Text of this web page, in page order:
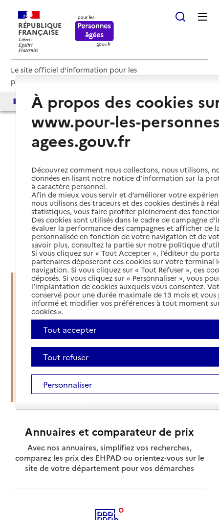
RÉPUBLIQUE
FRANÇAISE
Le site officiel d'information pour les
personnes âgées et les aidants
Accès aux annuaires Accès par besoin
Chargement...
Haut de page
Vous êtes dans une situation
d’urgence ?
Mettre en place des services d'aide et de
soins à domicile
Organiser une sortie d'hospitalisation
Trouver un établissement d'accueil
Annuaires et comparateur de prix
Avec nos annuaires, simplifiez vos recherches,
comparez les prix des EHPAD ou orientez-vous sur le
site de votre département pour vos démarches
À propos des cookies
www.pour-les-
agees.gouv.fr
Découvrez comment nous collectons, nous utilisons,
données en lisant notre notice d’information sur la
à caractère personnel.
Afin de mieux vous servir et d’améliorer votre
nous utilisons des traceurs et des cookies destinés à
statistiques, vous faire profiter pleinement des
Des cookies sont utilisés dans le cadre de campagne
évaluer la performance des campagnes et afficher de
personnalisée en fonction de votre navigation et de
savoir plus, consultez la partie sur notre politique
Si vous cliquez sur « Tout Accepter », l’éditeur du
partenaires déposeront ces cookies sur votre terminal
navigation. Si vous cliquez sur « Tout Refuser », ces
déposés. Si vous cliquez sur « Personnaliser », vous
l’implantation de cookies auxquels vous consentez.
conservé pour une durée maximale de 13 mois et
informé et modifier vos préférences à tout moment
cookies ».
Tout accepter
Tout refuser
Personnaliser